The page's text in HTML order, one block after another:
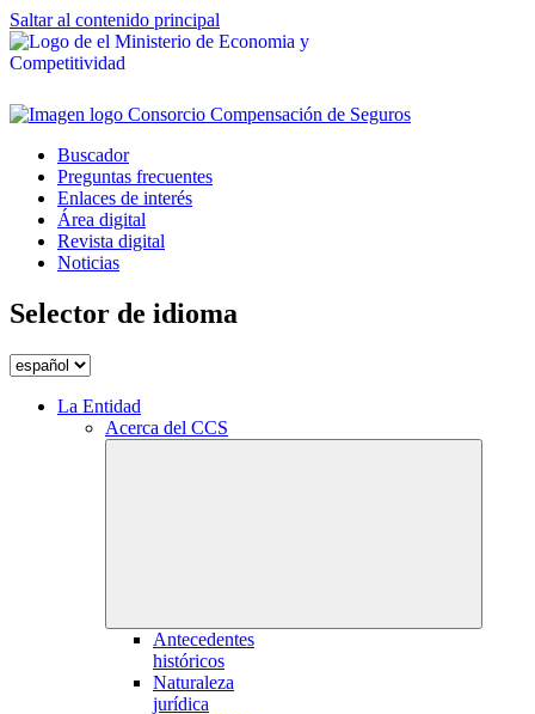
Saltar al contenido principal
Buscador
Preguntas frecuentes
Enlaces de interés
Área digital
Revista digital
Noticias
Selector de idioma
La Entidad
Acerca del CCS
Antecedentes
históricos
Naturaleza
jurídica